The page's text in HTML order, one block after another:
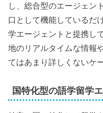
し、総合型のエージェン
口として機能しているだ
学エージェントと提携し
地のリアルタイムな情報
てはあまり詳しくないケ
国特化型の語学留学